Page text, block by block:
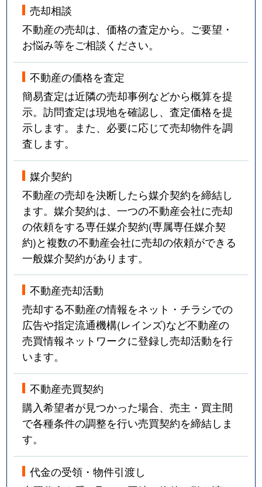
売却相談
不動産の売却は、価格の査定から。ご要望・
お悩み等をご相談ください。
不動産の価格を査定
簡易査定は近隣の売却事例などから概算を提
示。訪問査定は現地を確認し、査定価格を提
示します。また、必要に応じて売却物件を調
査します。
媒介契約
不動産の売却を決断したら媒介契約を締結し
ます。媒介契約は、一つの不動産会社に売却
の依頼をする専任媒介契約(専属専任媒介契
約)と複数の不動産会社に売却の依頼ができる
一般媒介契約があります。
不動産売却活動
売却する不動産の情報をネット・チラシでの
広告や指定流通機構(レインズ)など不動産の
売買情報ネットワークに登録し売却活動を行
います。
不動産売買契約
購入希望者が見つかった場合、売主・買主間
で各種条件の調整を行い売買契約を締結しま
す。
代金の受領・物件引渡し